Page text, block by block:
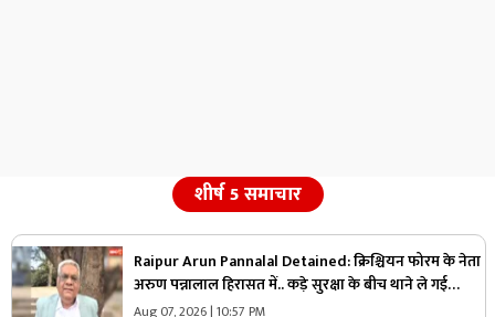
शीर्ष 5 समाचार
Raipur Arun Pannalal Detained: क्रिश्चियन फोरम के नेता
अरुण पन्नालाल हिरासत में.. कड़े सुरक्षा के बीच थाने ले गई
पुलिस, जानें क्या है आरोप
Aug 07, 2026 | 10:57 PM